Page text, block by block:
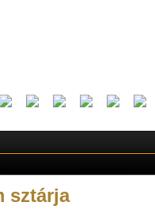
sztárja